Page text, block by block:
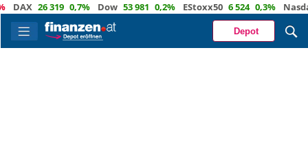
26 319 0,7% Dow 53 981 0,2% EStoxx50 6 524 0,3% Nasdaq 29
Depot